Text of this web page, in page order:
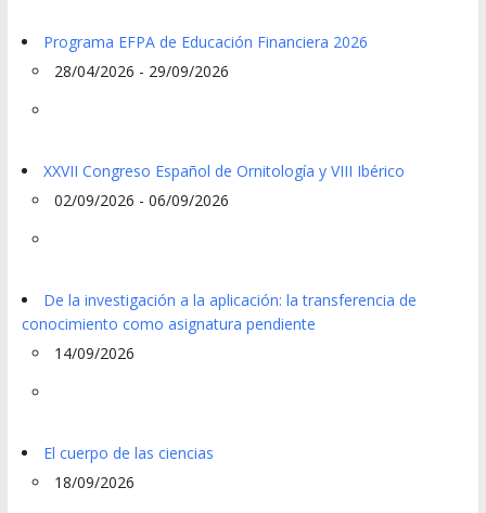
Programa EFPA de Educación Financiera 2026
28/04/2026 - 29/09/2026
XXVII Congreso Español de Ornitología y VIII Ibérico
02/09/2026 - 06/09/2026
De la investigación a la aplicación: la transferencia de
conocimiento como asignatura pendiente
14/09/2026
El cuerpo de las ciencias
18/09/2026